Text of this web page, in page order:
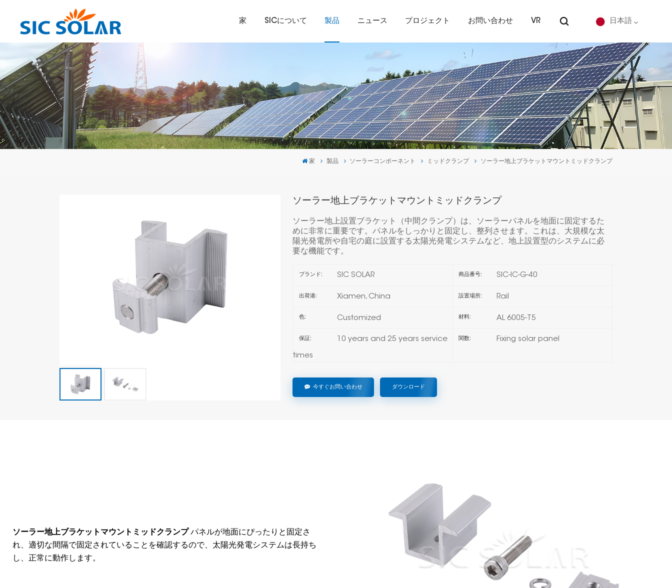
家 SICについて 製品 ニュース プロジェクト お問い合わせ VR 日本語
English
Deutsch
español
português
家 製品 ソーラーコンポーネント ミッドクランプ ソーラー地上ブラケットマウントミッドクランプ
ソーラー地上ブラケットマウントミッドクランプ
ソーラー地上設置ブラケット（中間クランプ）は、ソーラーパネルを地面に固定するた
めに非常に重要です。パネルをしっかりと固定し、整列させます。これは、大規模な太
陽光発電所や自宅の庭に設置する太陽光発電システムなど、地上設置型のシステムに必
要な機能です。
ブランド: SIC SOLAR 商品番号: SIC-IC-G-40
出荷港: Xiamen, China 設置場所: Rail
色: Customized 材料: AL 6005-T5
保証: 10 years and 25 years service
times
関数: Fixing solar panel
今すぐお問い合わせ ダウンロード
ソーラー地上ブラケットマウントミッドクランプパネルが地面にぴったりと固定さ
れ、適切な間隔で固定されていることを確認するので、太陽光発電システムは長持ち
し、正常に動作します。